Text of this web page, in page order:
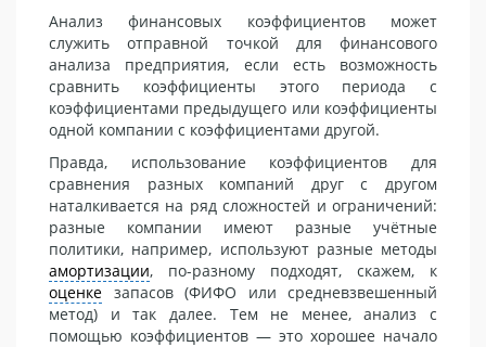
Анализ финансовых коэффициентов может
служить отправной точкой для финансового
анализа предприятия, если есть возможность
сравнить коэффициенты этого периода с
коэффициентами предыдущего или коэффициенты
одной компании с коэффициентами другой.
Правда, использование коэффициентов для
сравнения разных компаний друг с другом
наталкивается на ряд сложностей и ограничений:
разные компании имеют разные учётные
политики, например, используют разные методы
амортизации, по-разному подходят, скажем, к
оценке запасов (ФИФО или средневзвешенный
метод) и так далее. Тем не менее, анализ с
помощью коэффициентов — это хорошее начало